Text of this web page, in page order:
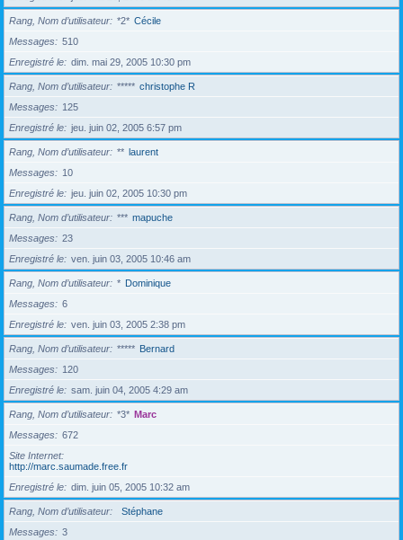
Rang, Nom d’utilisateur *2* Cécile
Messages
510
Enregistré le
dim. mai 29, 2005 10:30 pm
Rang, Nom d’utilisateur ***** christophe R
Messages
125
Enregistré le
jeu. juin 02, 2005 6:57 pm
Rang, Nom d’utilisateur ** laurent
Messages
10
Enregistré le
jeu. juin 02, 2005 10:30 pm
Rang, Nom d’utilisateur *** mapuche
Messages
23
Enregistré le
ven. juin 03, 2005 10:46 am
Rang, Nom d’utilisateur * Dominique
Messages
6
Enregistré le
ven. juin 03, 2005 2:38 pm
Rang, Nom d’utilisateur ***** Bernard
Messages
120
Enregistré le
sam. juin 04, 2005 4:29 am
Rang, Nom d’utilisateur *3* Marc
Messages
672
Site Internet
http://marc.saumade.free.fr
Enregistré le
dim. juin 05, 2005 10:32 am
Rang, Nom d’utilisateur
Stéphane
Messages
3